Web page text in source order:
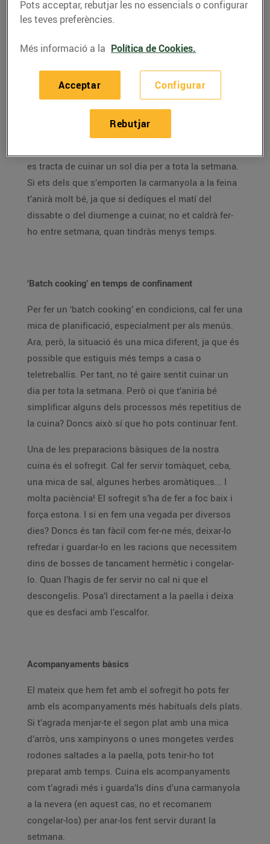
06/de maig/2020
Et fa mandra passar molta estona a la cuina?
perquè adaptis aquesta moda als temps de
confinament.
Encara ens queden unes setmanes de confinament
es tracta de cuinar un sol dia per a tota la setmana.
Si ets dels que s’emporten la carmanyola a la feina
t’anirà molt bé, ja que si dediques el matí del
dissabte o del diumenge a cuinar, no et caldrà fer-
ho entre setmana, quan tindràs menys temps.
‘Batch cooking’ en temps de confinament
Per fer un ‘batch cooking’ en condicions, cal fer una
mica de planificació, especialment per als menús.
Ara, però, la situació és una mica diferent, ja que és
possible que estiguis més temps a casa o
teletreballis. Per tant, no té gaire sentit cuinar un
dia per tota la setmana. Però oi que t’aniria bé
simplificar alguns dels processos més repetitius de
la cuina? Doncs això sí que ho pots continuar fent.
Una de les preparacions bàsiques de la nostra
cuina és el sofregit. Cal fer servir tomàquet, ceba,
una mica de sal, algunes herbes aromàtiques... I
molta paciència! El sofregit s’ha de fer a foc baix i
força estona. I si en fem una vegada per diversos
dies? Doncs és tan fàcil com fer-ne més, deixar-lo
refredar i guardar-lo en les racions que necessitem
dins de bosses de tancament hermètic i congelar-
lo. Quan l’hagis de fer servir no cal ni que el
descongelis. Posa’l directament a la paella i deixa
que es desfaci amb l’escalfor.
Acompanyaments bàsics
El mateix que hem fet amb el sofregit ho pots fer
amb els acompanyaments més habituals dels plats.
Si t’agrada menjar-te el segon plat amb una mica
d’arròs, uns xampinyons o unes mongetes verdes
rodones saltades a la paella, pots tenir-ho tot
preparat amb temps. Cuina els acompanyaments
com t’agradi més i guarda’ls dins d’una carmanyola
a la nevera (en aquest cas, no et recomanem
congelar-los) per anar-los fent servir durant la
setmana.
Pots acceptar, rebutjar les no essencials o configurar
les teves preferències.
Més informació a la Política de Cookies.
Configurar
Rebutjar
Acceptar